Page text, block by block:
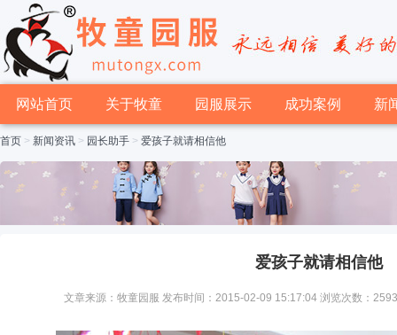
网站首页 关于牧童 园服展示 成功案例 新
首页 > 新闻资讯 > 园长助手 > 爱孩子就请相信他
爱孩子就请相信他
文章来源：牧童园服 发布时间：2015-02-09 15:17:04 浏览次数：2593